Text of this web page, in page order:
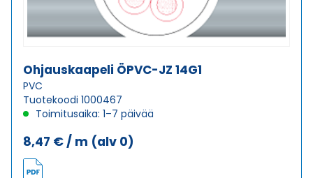
Ohjauskaapeli ÖPVC-JZ 14G1
PVC
Tuotekoodi 1000467
Toimitusaika: 1–7 päivää
8,47 € / m (alv 0)